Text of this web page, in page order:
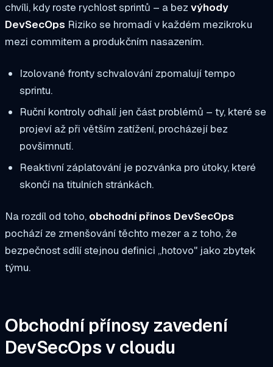
chvíli, kdy roste rychlost sprintů – a bez výhody
DevSecOps Riziko se hromadí v každém mezikroku
mezi commitem a produkčním nasazením.
Izolované fronty schvalování zpomalují tempo
sprintu.
Ruční kontroly odhalí jen část problémů – ty, které se
projeví až při větším zatížení, procházejí bez
povšimnutí.
Reaktivní záplatování je pozvánka pro útoky, které
skončí na titulních stránkách.
Na rozdíl od toho, obchodní přínos DevSecOps
pochází ze zmenšování těchto mezer a z toho, že
bezpečnost sdílí stejnou definici „hotovo" jako zbytek
týmu.
Obchodní přínosy zavedení
DevSecOps v cloudu